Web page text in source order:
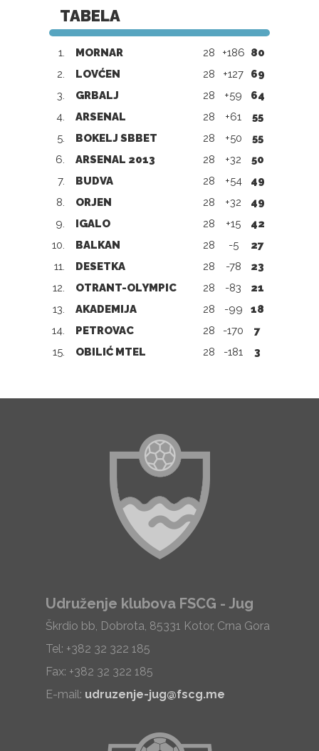
TABELA
1. MORNAR 28 +186 80
2.
LOVĆEN 28 +127
69
3.
GRBALJ 28 +59
64
4.
ARSENAL 28 +61
55
5.
BOKELJ SBBET 28 +50
55
6.
ARSENAL 2013 28 +32
50
7.
BUDVA 28 +54
49
8.
ORJEN 28 +32
49
9.
IGALO 28 +15
42
10.
BALKAN 28 -5
27
11.
DESETKA 28 -78
23
12.
OTRANT-OLYMPIC 28 -83
21
13.
AKADEMIJA 28 -99
18
14.
PETROVAC 28 -170
7
15.
OBILIĆ MTEL 28 -181 3
Udruženje klubova FSCG - Jug
Škrdio bb, Dobrota, 85331 Kotor, Crna Gora
Tel: +382 32 322 185
Fax: +382 32 322 185
E-mail: udruzenje-jug@fscg.me